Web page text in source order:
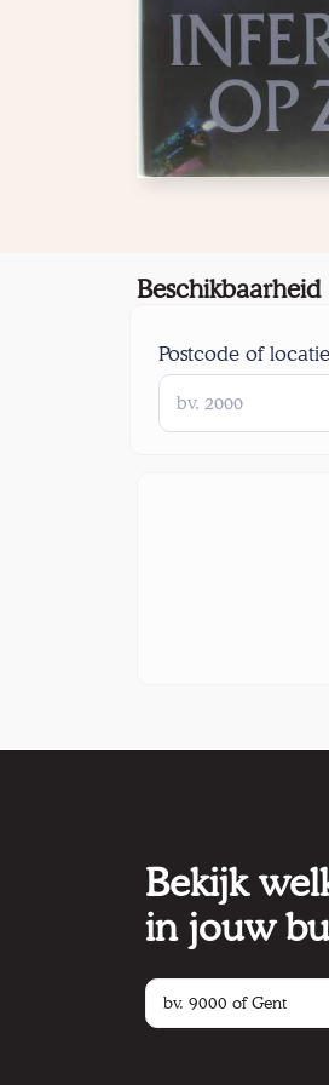
Beschikbaarheid
Postcode of locatie
Bekijk
in jouw